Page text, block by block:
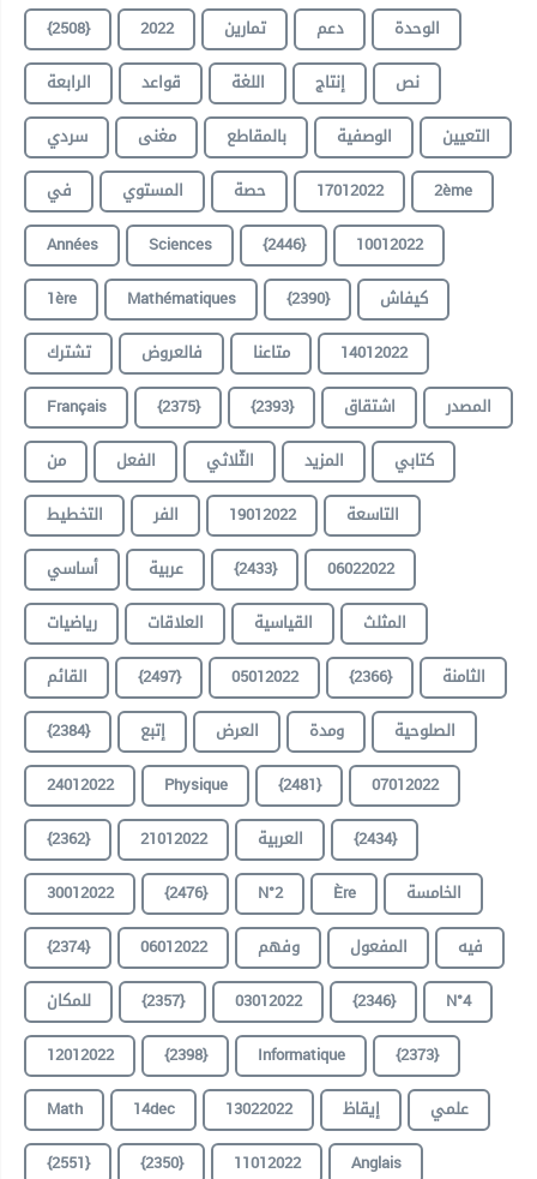
{2508} 2022 تمارين دعم
الوحدة
الرابعة
قواعد اللغة إنتاج
نص
سردي
مغنى بالمقاطع الوصفية
التعيين
في
المستوي حصة 17012022
2ème
Années
Sciences {2446}
10012022
1ère
Mathématiques {2390}
كيفاش
تشترك
فالعروض متاعنا
14012022
Français
{2375} {2393} اشتقاق
المصدر
من
الفعل الثّلاثي المزيد
كتابي
التخطيط
الفر 19012022
التاسعة
أساسي
عربية {2433}
06022022
رياضيات
العلاقات القياسية
المثلث
القائم
{2497} 05012022 {2366}
الثامنة
{2384}
إتبع العرض ومدة
الصلوحية
24012022
Physique {2481}
07012022
{2362}
21012022 العربية
{2434}
30012022
{2476} N°2 Ère
الخامسة
{2374}
06012022 وفهم المفعول
فيه
للمكان
{2357} 03012022 {2346}
N°4
12012022
{2398} Informatique
{2373}
Math
14dec 13022022 إيقاظ
علمي
{2551}
{2350} 11012022
Anglais